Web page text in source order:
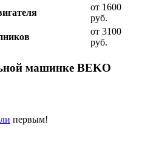
от 1600
руб.
от 3100
руб.
машинке BEKO
первым!